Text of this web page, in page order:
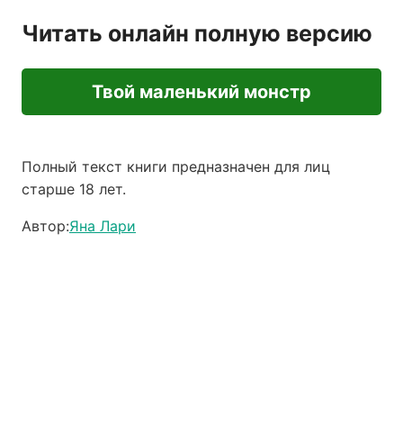
Читать онлайн полную версию
Твой маленький монстр
Полный текст книги предназначен для лиц
старше 18 лет.
Автор:Яна Лари